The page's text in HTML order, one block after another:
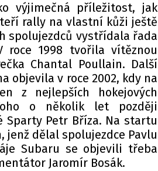
výjimečná příležitost, jak
rally na vlastní kůži ještě
spolujezdců vystřídala řada
roce 1998 tvořila vítěznou
Chantal Poullain. Další
objevila v roce 2002, kdy na
z nejlepších hokejových
o několik let později
Sparty Petr Bříza. Na startu
jenž dělal spolujezdce Pavlu
Subaru se objevili třeba
Jaromír Bosák.